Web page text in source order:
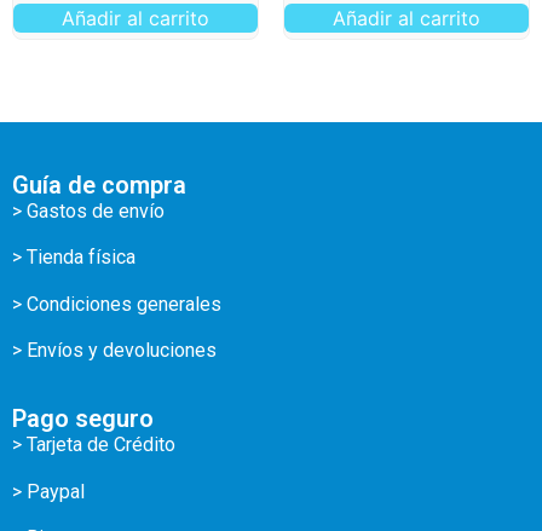
Añadir al carrito Añadir al carrito
Guía de compra
> Gastos de envío
> Tienda física
> Condiciones generales
> Envíos y devoluciones
Pago seguro
> Tarjeta de Crédito
> Paypal